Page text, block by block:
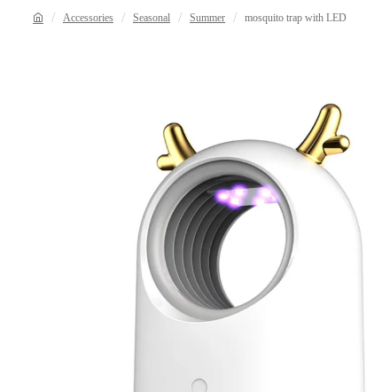
Accessories Seasonal Summer mosquito trap with LED